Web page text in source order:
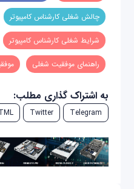
چالش شغلی کارشناس کامپیوتر
شرایط شغلی کارشناس کامپیوتر
راهنمای موفقیت شغلی
به اشتراک گذاری مطلب:
Telegram
Twitter